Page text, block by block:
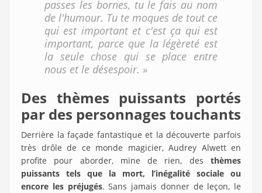
passes les bornes, tu le fais au nom
de l'humour. Tu te moques de tout ce
qui est important et c'est ça qui est
important, parce que la légèreté est
la seule chose qui se place entre
nous et le désespoir. »
Des thèmes puissants portés
par des personnages touchants
Derrière la façade fantastique et la découverte parfois
très drôle de ce monde magicier, Audrey Alwett en
profite pour aborder, mine de rien, des thèmes
puissants tels que la mort, l’inégalité sociale ou
encore les préjugés. Sans jamais donner de leçon, le